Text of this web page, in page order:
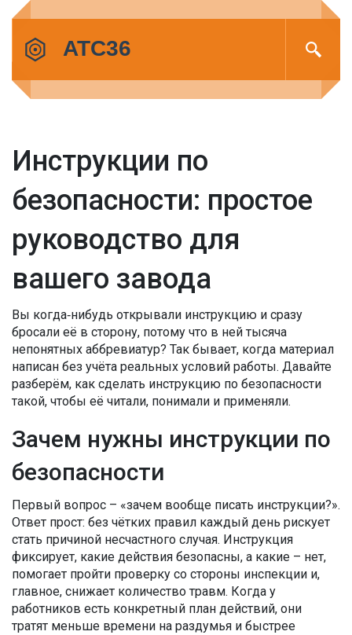
Инструкции по
безопасности: простое
руководство для
вашего завода
Вы когда‑нибудь открывали инструкцию и сразу
бросали её в сторону, потому что в ней тысяча
непонятных аббревиатур? Так бывает, когда материал
написан без учёта реальных условий работы. Давайте
разберём, как сделать инструкцию по безопасности
такой, чтобы её читали, понимали и применяли.
Зачем нужны инструкции по
безопасности
Первый вопрос – «зачем вообще писать инструкции?».
Ответ прост: без чётких правил каждый день рискует
стать причиной несчастного случая. Инструкция
фиксирует, какие действия безопасны, а какие – нет,
помогает пройти проверку со стороны инспекции и,
главное, снижает количество травм. Когда у
работников есть конкретный план действий, они
тратят меньше времени на раздумья и быстрее